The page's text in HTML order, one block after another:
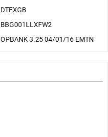
DTFXGB
BBG001LLXFW2
OPBANK 3.25 04/01/16 EMTN